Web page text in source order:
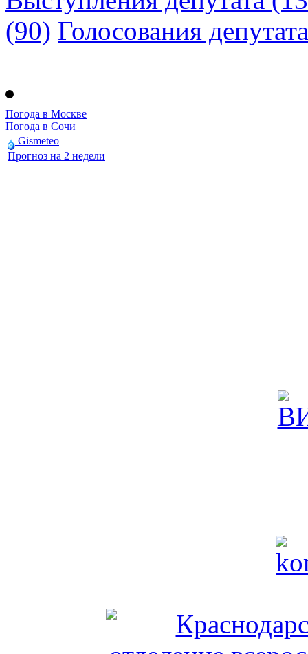
(90) Голосования депутата
Погода в Москве
Погода в Сочи
Gismeteo
Прогноз на 2 недели